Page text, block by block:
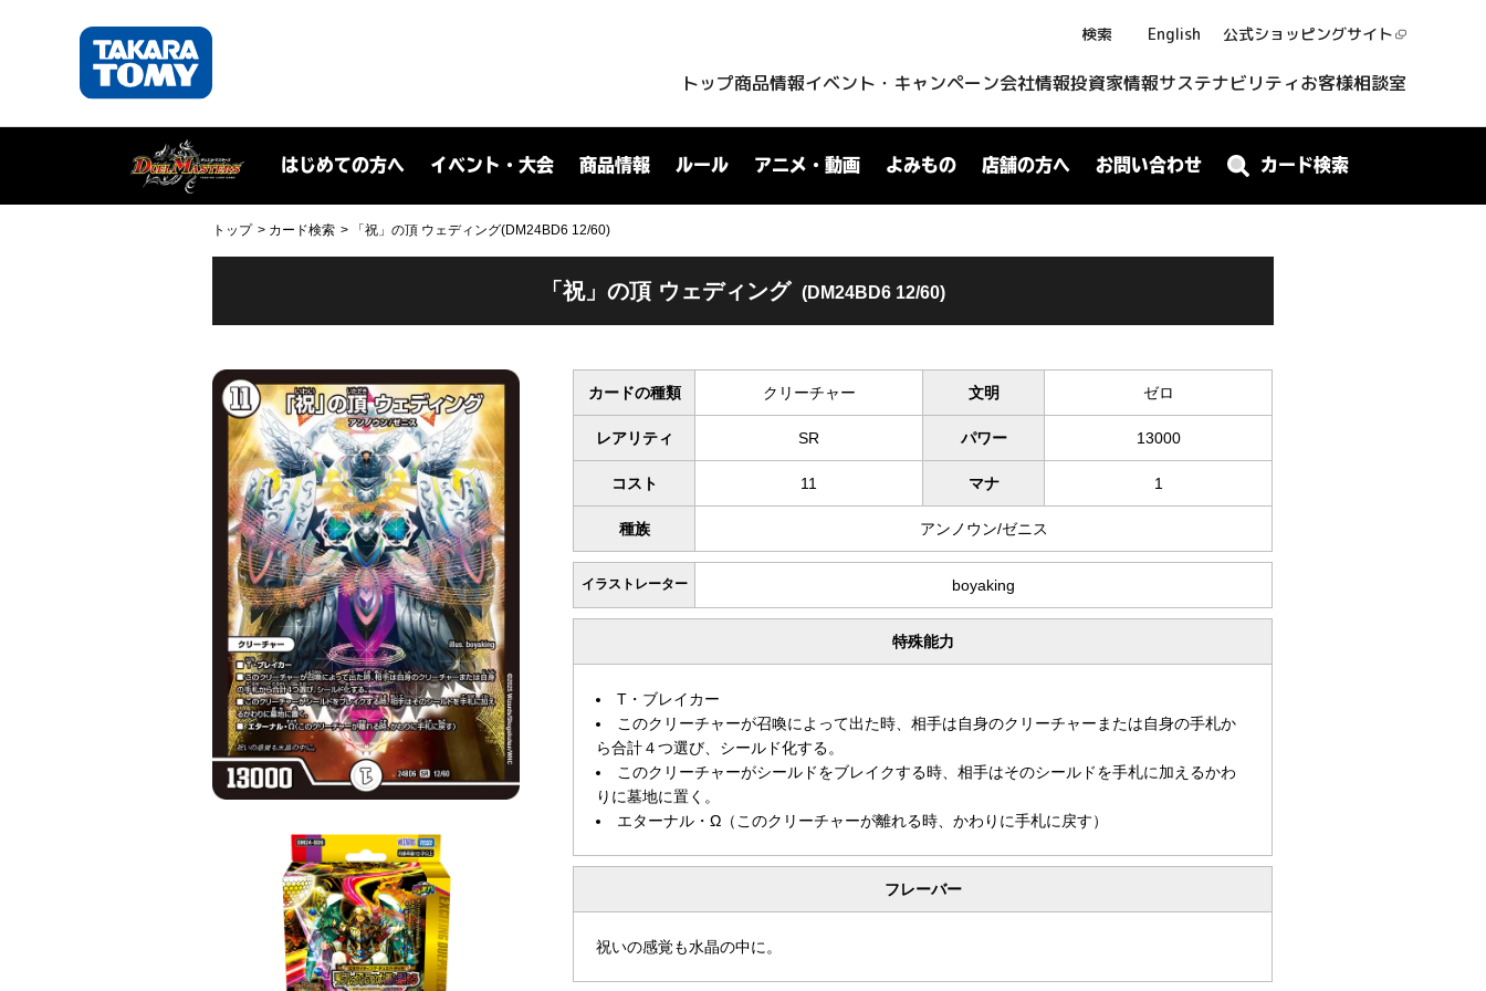
検索 English 公式ショッピングサイト
トップ商品情報イベント・キャンペーン会社情報投資家情報サステナビリティお客様相談室
はじめての方へ イベント・大会 商品情報 ルール アニメ・動画 よみもの 店舗の方へ お問い合わせ カード検索
トップ カード検索 「祝」の頂 ウェディング(DM24BD6 12/60)
「祝」の頂 ウェディング (DM24BD6 12/60)
カードの種類 クリーチャー 文明 ゼロ
レアリティ SR パワー 13000
コスト 11 マナ 1
種族 アンノウン/ゼニス
イラストレーター boyaking
特殊能力
T・ブレイカー
このクリーチャーが召喚によって出た時、相手は自身のクリーチャーまたは自身の手札か
ら合計４つ選び、シールド化する。
このクリーチャーがシールドをブレイクする時、相手はそのシールドを手札に加えるかわ
りに墓地に置く。
エターナル・Ω（このクリーチャーが離れる時、かわりに手札に戻す）
フレーバー
祝いの感覚も水晶の中に。